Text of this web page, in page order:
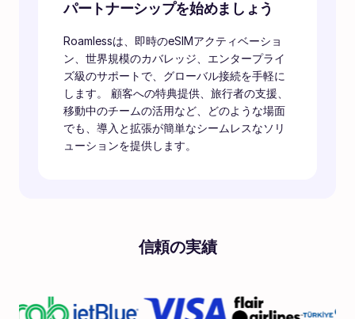
パートナーシップを始めましょう
Roamlessは、即時のeSIMアクティベーショ
ン、世界規模のカバレッジ、エンタープライ
ズ級のサポートで、グローバル接続を手軽に
します。 顧客への特典提供、旅行者の支援、
移動中のチームの活用など、どのような場面
でも、導入と拡張が簡単なシームレスなソリ
ューションを提供します。
信頼の実績